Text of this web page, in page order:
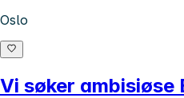
Oslo
Vi søker ambisiøse